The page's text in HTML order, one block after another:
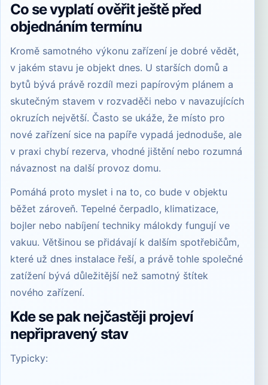
Co se vyplatí ověřit ještě před
objednáním termínu
Kromě samotného výkonu zařízení je dobré vědět,
v jakém stavu je objekt dnes. U starších domů a
bytů bývá právě rozdíl mezi papírovým plánem a
skutečným stavem v rozvaděči nebo v navazujících
okruzích největší. Často se ukáže, že místo pro
nové zařízení sice na papíře vypadá jednoduše, ale
v praxi chybí rezerva, vhodné jištění nebo rozumná
návaznost na další provoz domu.
Pomáhá proto myslet i na to, co bude v objektu
běžet zároveň. Tepelné čerpadlo, klimatizace,
bojler nebo nabíjení techniky málokdy fungují ve
vakuu. Většinou se přidávají k dalším spotřebičům,
které už dnes instalace řeší, a právě tohle společné
zatížení bývá důležitější než samotný štítek
nového zařízení.
Kde se pak nejčastěji projeví
nepřipravený stav
Typicky: